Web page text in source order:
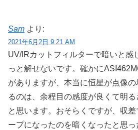
Sam より:
2021年6月2日 9:21 AM
UV/IRカットフィルターで暗いと感
っと解せないです。確かに
がありますが、本当に恒星が点像の
るのは、余程目の感度が良くて明
と思います。おそらくですが、収
ープになったのを暗くなったと思